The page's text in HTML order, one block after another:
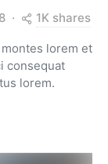
1K shares
lorem et
consequat
lorem.